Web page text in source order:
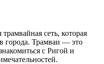
сеть, которая
города. Трамваи — это
с Ригой и